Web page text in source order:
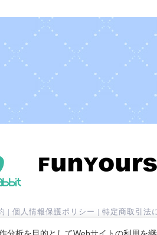
| 個人情報保護ポリシー | 特定商取引法